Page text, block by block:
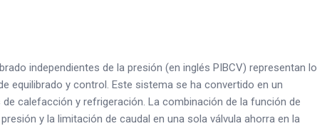
independientes de la presión (en inglés PIBCV) representan lo
equilibrado y control. Este sistema se ha convertido en un
calefacción y refrigeración. La combinación de la función de
y la limitación de caudal en una sola válvula ahorra en la